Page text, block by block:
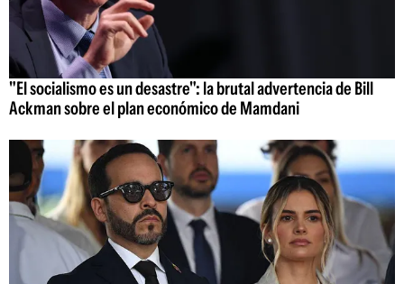
"El socialismo es un desastre": la brutal advertencia de Bill
Ackman sobre el plan económico de Mamdani